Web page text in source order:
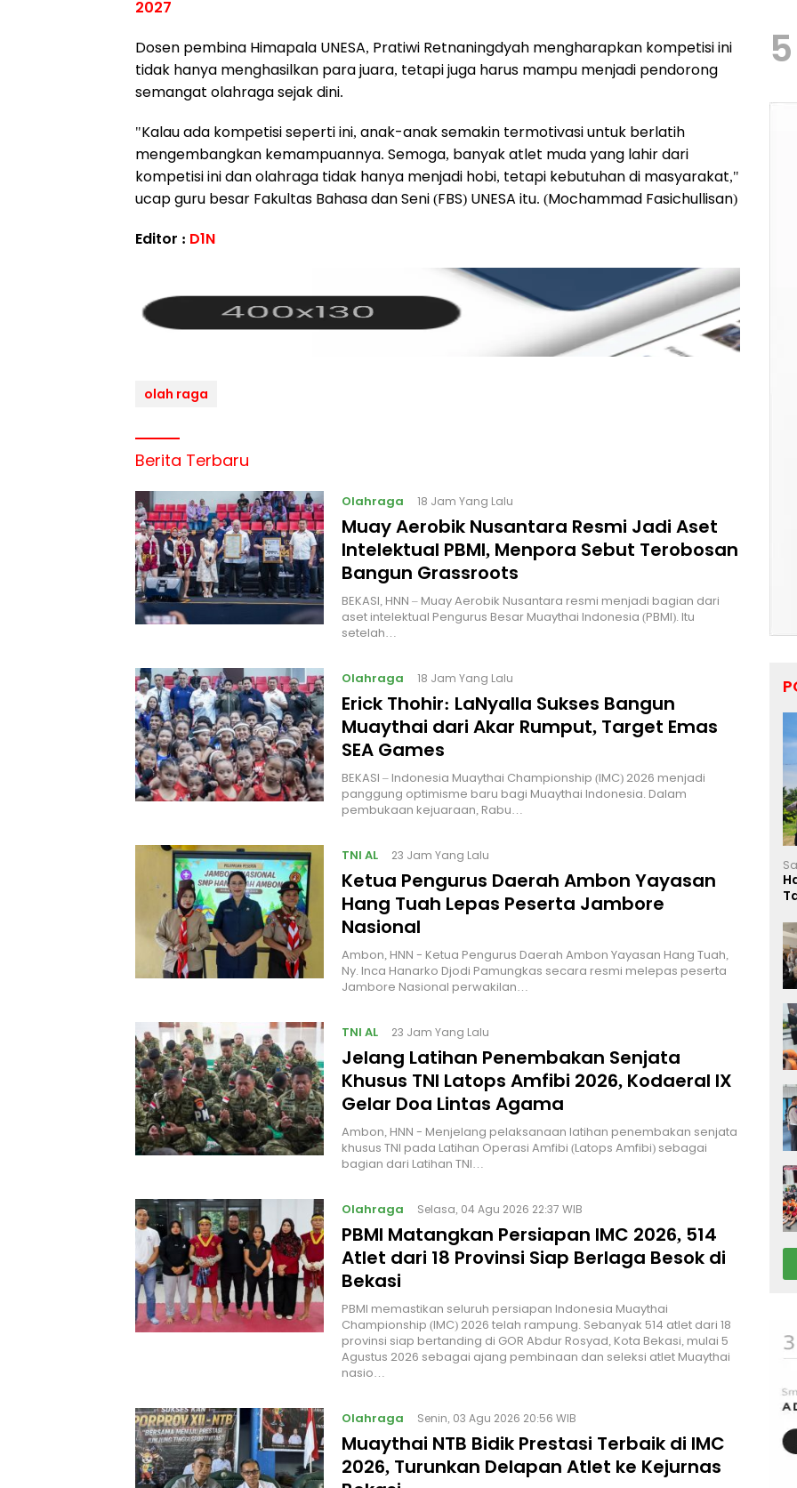
2027
Dosen pembina Himapala UNESA, Pratiwi Retnaningdyah mengharapkan kompetisi ini
tidak hanya menghasilkan para juara, tetapi juga harus mampu menjadi pendorong
semangat olahraga sejak dini.
"Kalau ada kompetisi seperti ini, anak-anak semakin termotivasi untuk berlatih
mengembangkan kemampuannya. Semoga, banyak atlet muda yang lahir dari
kompetisi ini dan olahraga tidak hanya menjadi hobi, tetapi kebutuhan di masyarakat,"
ucap guru besar Fakultas Bahasa dan Seni (FBS) UNESA itu. (Mochammad Fasichullisan)
Editor : D1N
olah raga
Berita Terbaru
Olahraga 18 Jam Yang Lalu
Muay Aerobik Nusantara Resmi Jadi Aset
Intelektual PBMI, Menpora Sebut Terobosan
Bangun Grassroots
BEKASI, HNN – Muay Aerobik Nusantara resmi menjadi bagian dari
aset intelektual Pengurus Besar Muaythai Indonesia (PBMI). Itu
setelah…
Olahraga 18 Jam Yang Lalu
Erick Thohir: LaNyalla Sukses Bangun
Muaythai dari Akar Rumput, Target Emas
SEA Games
BEKASI – Indonesia Muaythai Championship (IMC) 2026 menjadi
panggung optimisme baru bagi Muaythai Indonesia. Dalam
pembukaan kejuaraan, Rabu…
TNI AL 23 Jam Yang Lalu
Ketua Pengurus Daerah Ambon Yayasan
Hang Tuah Lepas Peserta Jambore
Nasional
Ambon, HNN - Ketua Pengurus Daerah Ambon Yayasan Hang Tuah,
Ny. Inca Hanarko Djodi Pamungkas secara resmi melepas peserta
Jambore Nasional perwakilan…
TNI AL 23 Jam Yang Lalu
Jelang Latihan Penembakan Senjata
Khusus TNI Latops Amfibi 2026, Kodaeral IX
Gelar Doa Lintas Agama
Ambon, HNN - Menjelang pelaksanaan latihan penembakan senjata
khusus TNI pada Latihan Operasi Amfibi (Latops Amfibi) sebagai
bagian dari Latihan TNI…
Olahraga Selasa, 04 Agu 2026 22:37 WIB
PBMI Matangkan Persiapan IMC 2026, 514
Atlet dari 18 Provinsi Siap Berlaga Besok di
Bekasi
PBMI memastikan seluruh persiapan Indonesia Muaythai
Championship (IMC) 2026 telah rampung. Sebanyak 514 atlet dari 18
provinsi siap bertanding di GOR Abdur Rosyad, Kota Bekasi, mulai 5
Agustus 2026 sebagai ajang pembinaan dan seleksi atlet Muaythai
nasio…
Olahraga Senin, 03 Agu 2026 20:56 WIB
Muaythai NTB Bidik Prestasi Terbaik di IMC
2026, Turunkan Delapan Atlet ke Kejurnas
5